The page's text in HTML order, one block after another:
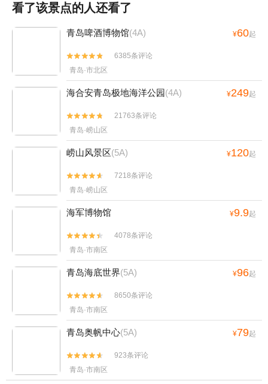
看了该景点的人还看了
青岛啤酒博物馆(4A) ¥60起


6385条评论
青岛·市北区
海合安青岛极地海洋公园(4A) ¥249起


21763条评论
青岛·崂山区
崂山风景区(5A) ¥120起


7218条评论
青岛·崂山区
海军博物馆 ¥9.9起


4078条评论
青岛·市南区
青岛海底世界(5A) ¥96起


8650条评论
青岛·市南区
青岛奥帆中心(5A) ¥79起


923条评论
青岛·市南区